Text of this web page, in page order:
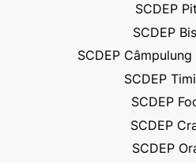
SCDEP
SCDEP
SCDEP
SCDEP
SCDEP
SCDEP
SCDEP